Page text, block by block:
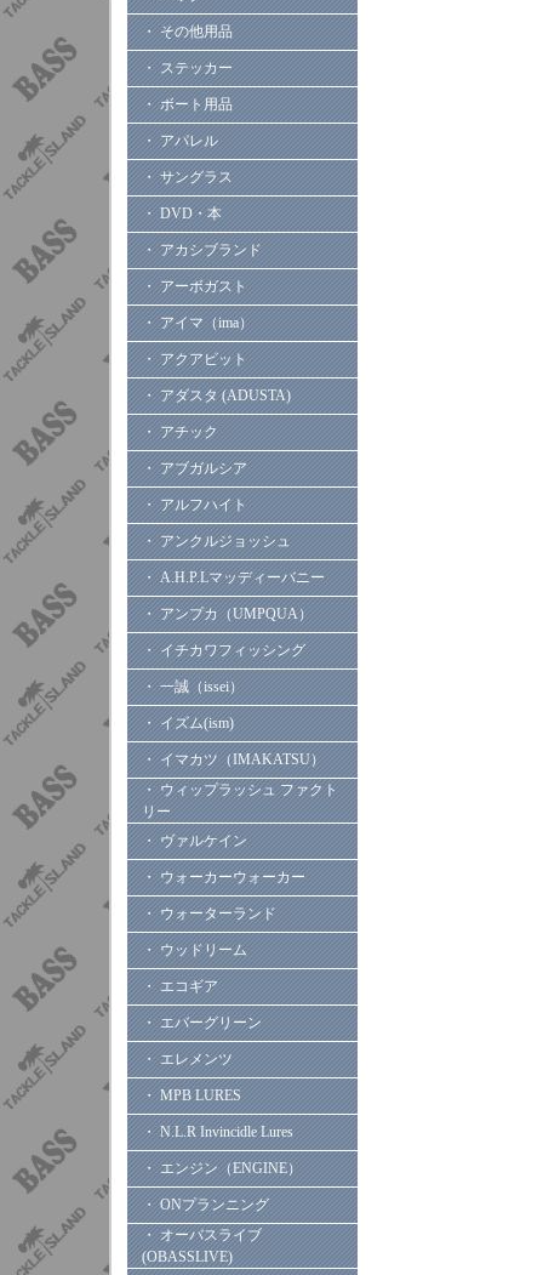
・ その他用品
・ ステッカー
・ ボート用品
・ アパレル
・ サングラス
・ DVD・本
・ アカシブランド
・ アーボガスト
・ アイマ（ima）
・ アクアビット
・ アダスタ (ADUSTA)
・ アチック
・ アブガルシア
・ アルフハイト
・ アンクルジョッシュ
・ A.H.P.Lマッディーバニー
・ アンプカ（UMPQUA）
・ イチカワフィッシング
・ 一誠（issei）
・ イズム(ism)
・ イマカツ（IMAKATSU）
・ ウィップラッシュ ファクト
リー
・ ヴァルケイン
・ ウォーカーウォーカー
・ ウォーターランド
・ ウッドリーム
・ エコギア
・ エバーグリーン
・ エレメンツ
・ MPB LURES
・ N.L.R Invincidle Lures
・ エンジン（ENGINE）
・ ONプランニング
・ オーバスライブ
(OBASSLIVE)